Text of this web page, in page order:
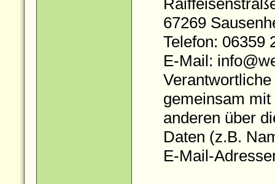
67269
Telefon: 06359
E-Mail:
gemeinsam mit
anderen über
Daten (z.B.
E-Mail-